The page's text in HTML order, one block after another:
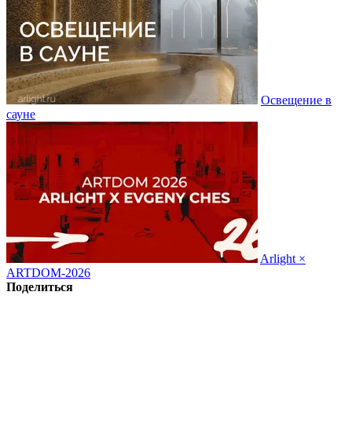
Освещение в
сауне
Arlight ×
ARTDOM-2026
Поделиться